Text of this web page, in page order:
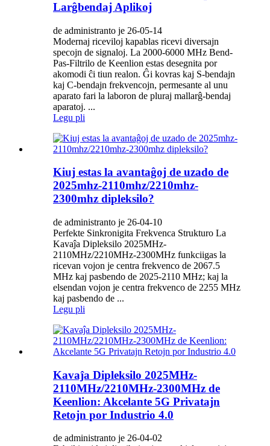
Larĝbendaj Aplikoj
de administranto je 26-05-14
Modernaj riceviloj kapablas ricevi diversajn
specojn de signaloj. La 2000-6000 MHz Bend-
Pas-Filtrilo de Keenlion estas desegnita por
akomodi ĉi tiun realon. Ĝi kovras kaj S-bendajn
kaj C-bendajn frekvencojn, permesante al unu
aparato fari la laboron de pluraj mallarĝ-bendaj
aparatoj. ...
Legu pli
Kiuj estas la avantaĝoj de uzado de
2025mhz-2110mhz/2210mhz-
2300mhz dipleksilo?
de administranto je 26-04-10
Perfekte Sinkronigita Frekvenca Strukturo La
Kavaĵa Dipleksilo 2025MHz-
2110MHz/2210MHz-2300MHz funkciigas la
ricevan vojon je centra frekvenco de 2067.5
MHz kaj pasbendo de 2025-2110 MHz; kaj la
elsendan vojon je centra frekvenco de 2255 MHz
kaj pasbendo de ...
Legu pli
Kavaĵa Dipleksilo 2025MHz-
2110MHz/2210MHz-2300MHz de
Keenlion: Akcelante 5G Privatajn
Retojn por Industrio 4.0
de administranto je 26-04-02